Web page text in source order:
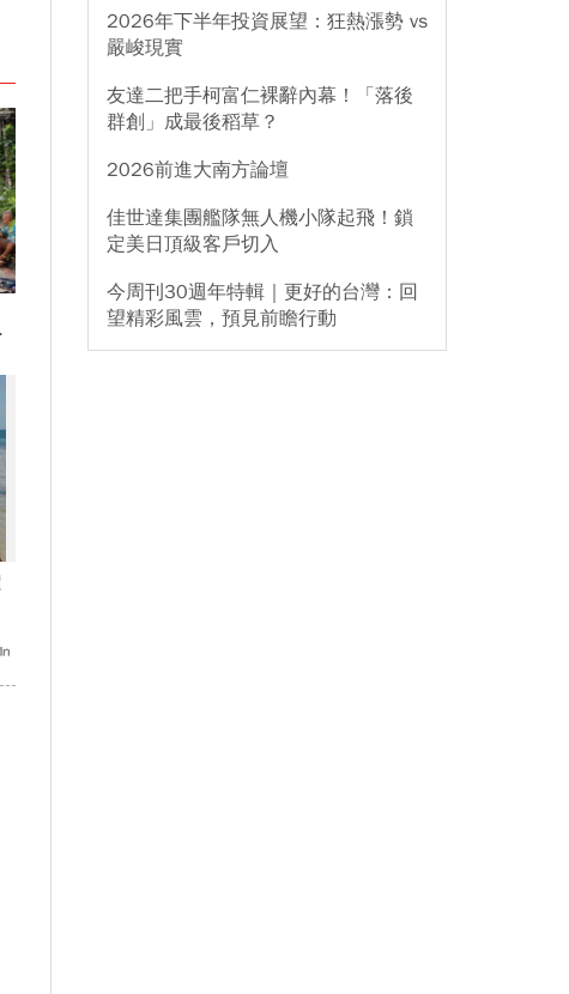
2026年下半年投資展望：狂熱漲勢 vs
嚴峻現實
友達二把手柯富仁裸辭內幕！「落後
群創」成最後稻草？
2026前進大南方論壇
佳世達集團艦隊無人機小隊起飛！鎖
定美日頂級客戶切入
今周刊30週年特輯｜更好的台灣：回
望精彩風雲，預見前瞻行動